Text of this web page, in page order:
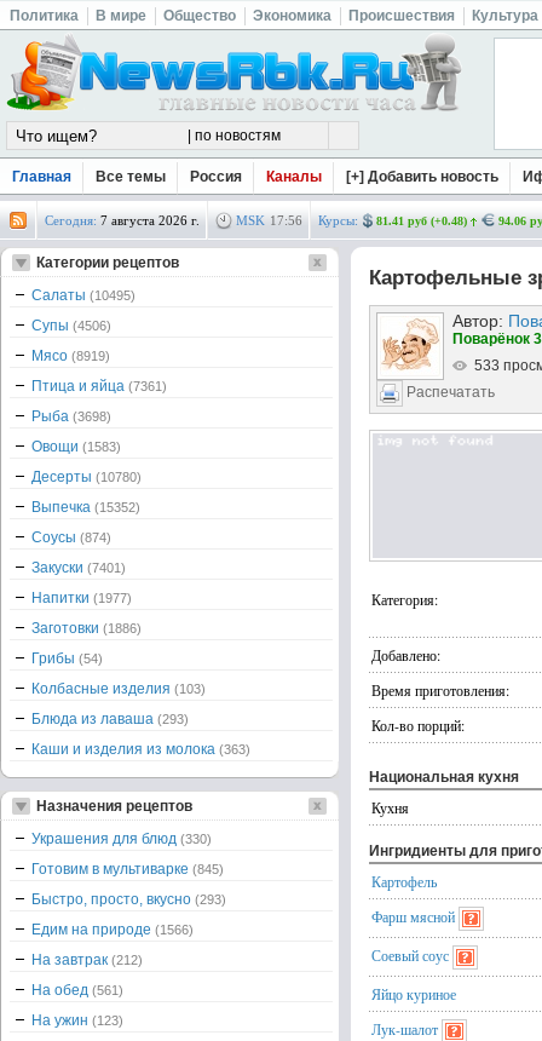
Политика В мире Общество Экономика Происшествия Культура
Главная Все темы Россия Каналы [+] Добавить новость
Сегодня: 7 августа 2026 г. MSK 17:56 Курсы: 81.41 руб (+0.48) 94.06
Картофельные
Автор:
Поварёнок
533
Распечатать
Категория:
Добавлено:
Время приготовления:
Кол-во порций:
Национальная кухня
Кухня
Ингридиенты для
Картофель
Фарш мясной
Соевый соус
Яйцо куриное
Лук-шалот
Категории рецептов
Салаты (10495)
Супы (4506)
Мясо (8919)
Птица и яйца (7361)
Рыба (3698)
Овощи (1583)
Десерты (10780)
Выпечка (15352)
Соусы (874)
Закуски (7401)
Напитки (1977)
Заготовки (1886)
Грибы (54)
Колбасные изделия (103)
Блюда из лаваша (293)
Каши и изделия из молока (363)
Назначения рецептов
Украшения для блюд (330)
Готовим в мультиварке (845)
Быстро, просто, вкусно (293)
Едим на природе (1566)
На завтрак (212)
На обед (561)
На ужин (123)